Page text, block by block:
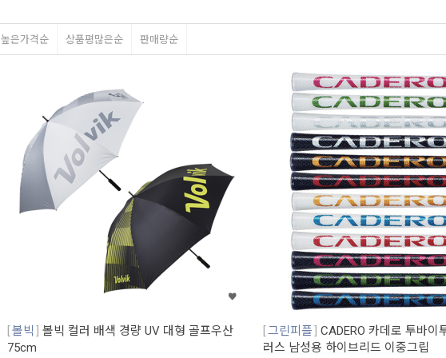
높은가격순 상품평많은순 판매량순
볼빅
볼빅 컬러 배색 경량 UV 대형 골프우산
75cm
그린피플
CADERO 카데로 투바이
러스 남성용 하이브리드 이중그립